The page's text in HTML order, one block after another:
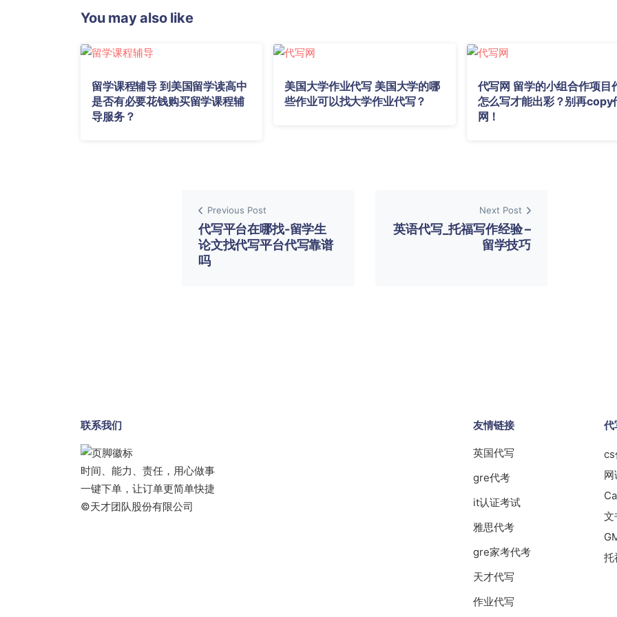
You may also like
留学课程辅导 到美国留学读高中
是否有必要花钱购买留学课程辅
导服务？
美国大学作业代写 美国大学的哪
些作业可以找大学作业代写？
代写网 留学的小组合作项目
怎么写才能出彩？别再copy
网！
Previous Post
代写平台在哪找-留学生
论文找代写平台代写靠谱
吗
Next Post
英语代写_托福写作经验 –
留学技巧
联系我们
时间、能力、责任，用心做事
一键下单，让订单更简单快捷
©天才团队股份有限公司
友情链接
英国代写
gre代考
it认证考试
雅思代考
gre家考代考
天才代写
作业代写
代
cs
网
文
托